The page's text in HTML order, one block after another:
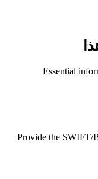
Essential
Provide the SWIFT/